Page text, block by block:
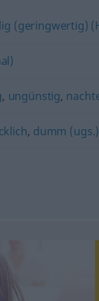
(geringwertig)
, ungünstig,
, dumm (ugs.)